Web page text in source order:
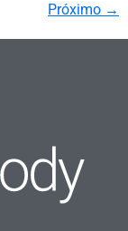
Próximo →